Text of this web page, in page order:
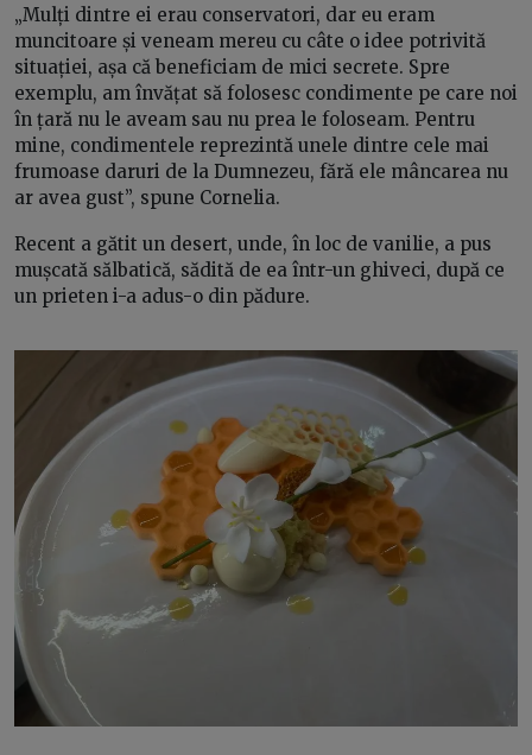
„Mulți dintre ei erau conservatori, dar eu eram
muncitoare și veneam mereu cu câte o idee potrivită
situației, așa că beneficiam de mici secrete. Spre
exemplu, am învățat să folosesc condimente pe care noi
în țară nu le aveam sau nu prea le foloseam. Pentru
mine, condimentele reprezintă unele dintre cele mai
frumoase daruri de la Dumnezeu, fără ele mâncarea nu
ar avea gust”, spune Cornelia.
Recent a gătit un desert, unde, în loc de vanilie, a pus
mușcată sălbatică, sădită de ea într-un ghiveci, după ce
un prieten i-a adus-o din pădure.